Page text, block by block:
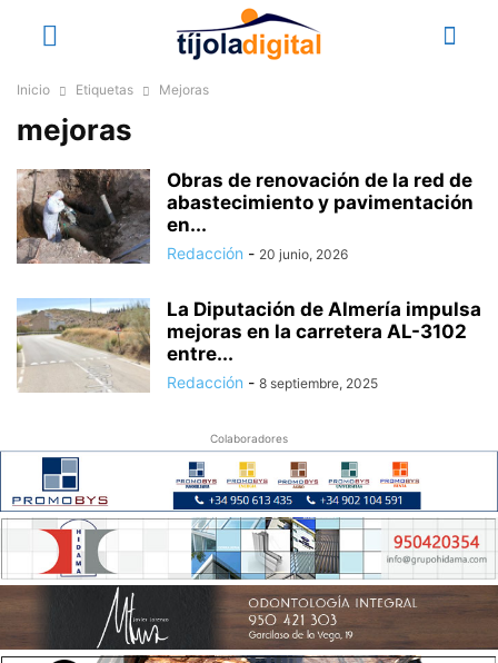
Inicio Etiquetas Mejoras
mejoras
Obras de renovación de la red de
abastecimiento y pavimentación
en...
Redacción - 20 junio, 2026
La Diputación de Almería impulsa
mejoras en la carretera AL-3102
entre...
Redacción - 8 septiembre, 2025
Colaboradores